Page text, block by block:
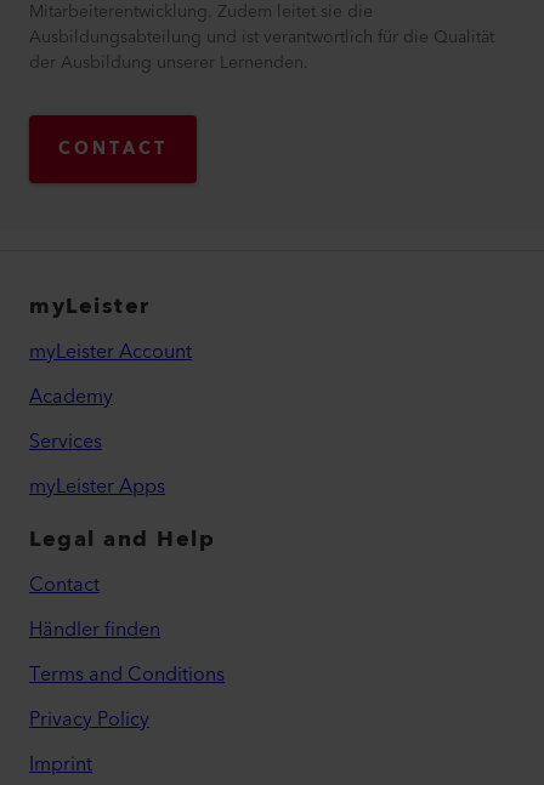
Mitarbeiterentwicklung. Zudem leitet sie die
Ausbildungsabteilung und ist verantwortlich für die Qualität
der Ausbildung unserer Lernenden.
CONTACT
myLeister
myLeister Account
Academy
Services
myLeister Apps
Legal and Help
Contact
Händler finden
Terms and Conditions
Privacy Policy
Imprint